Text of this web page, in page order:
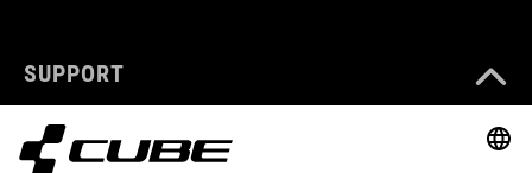
SUPPORT
ABOUT US